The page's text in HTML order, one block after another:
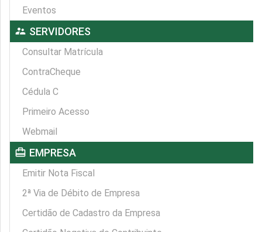
Eventos
supervisor_account SERVIDORES
Consultar Matrícula
ContraCheque
Cédula C
Primeiro Acesso
Webmail
card_travel EMPRESA
Emitir Nota Fiscal
2ª Via de Débito de Empresa
Certidão de Cadastro da Empresa